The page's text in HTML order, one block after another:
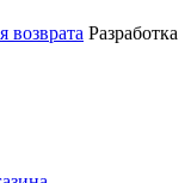
возврата Разработка